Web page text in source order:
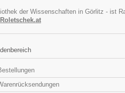
der Wissenschaften in Görlitz - ist
Roletschek.at